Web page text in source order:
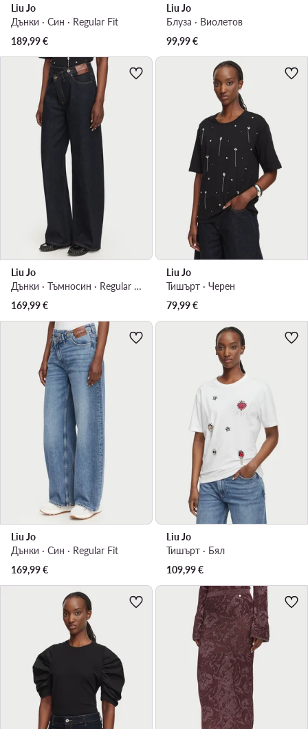
Liu Jo
Дънки · Син · Regular Fit
189,99€
Liu Jo
Блуза · Виолетов
99,99€
Liu Jo
Дънки · Тъмносин · Regular Fit
169,99€
Liu Jo
Тишърт · Черен
79,99€
Liu Jo
Дънки · Син · Regular Fit
169,99€
Liu Jo
Тишърт · Бял
109,99€